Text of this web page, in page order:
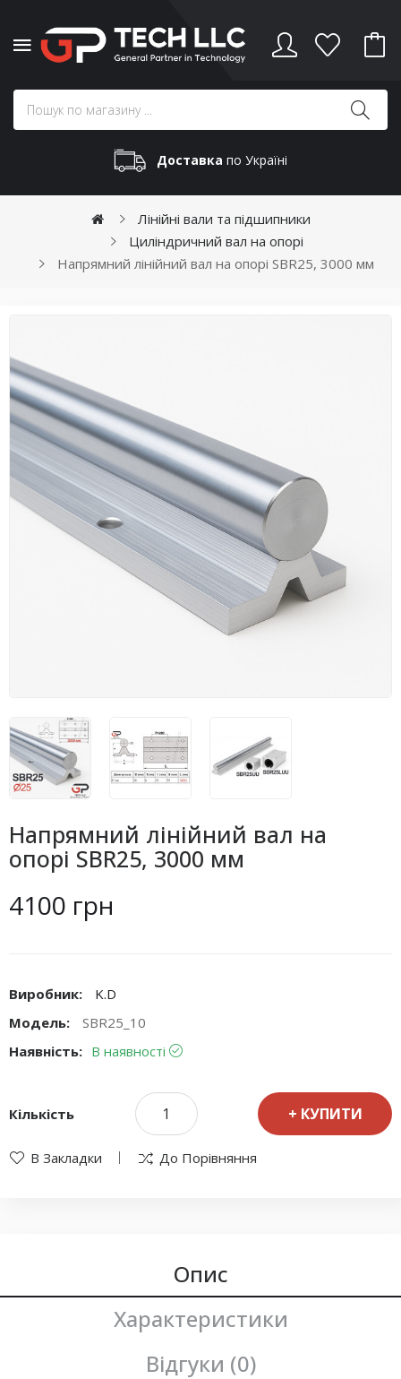
Доставка по Україні
Лінійні вали та підшипники
Циліндричний вал на опорі
Напрямний лінійний вал на опорі SBR25, 3000 мм
Напрямний лінійний вал на
опорі SBR25, 3000 мм
4100 грн
Виробник:
K.D
Модель:
SBR25_10
Наявність: В наявності
Кількість КУПИТИ
В Закладки До Порівняння
Опис
Характеристики
Відгуки (0)